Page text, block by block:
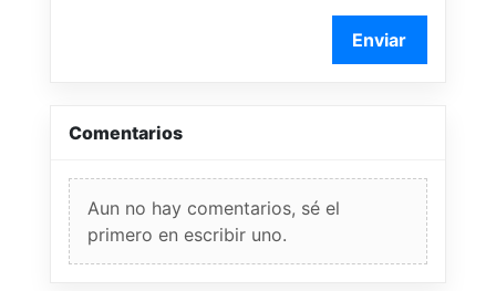
Enviar
Comentarios
Aun no hay comentarios, sé el
primero en escribir uno.